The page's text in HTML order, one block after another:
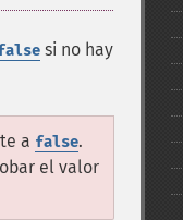
si no hay
a false.
el valor